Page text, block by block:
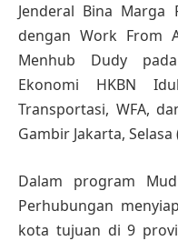
Jenderal Bina Marga
dengan Work From
Menhub Dudy
Ekonomi HKBN
Transportasi, WFA,
Gambir Jakarta, Selasa
Dalam program
Perhubungan
kota tujuan di 9